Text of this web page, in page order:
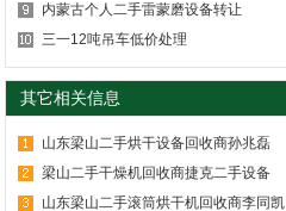
内蒙古个人二手雷蒙磨设备转让
三一12吨吊车低价处理
其它相关信息
山东梁山二手烘干设备回收商孙兆磊
梁山二手干燥机回收商捷克二手设备
山东梁山二手滚筒烘干机回收商李同凯